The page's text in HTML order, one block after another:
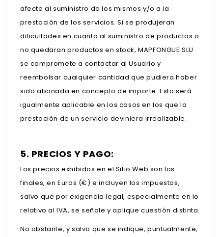
afecte al suministro de los mismos y/o a la
prestación de los servicios. Si se produjeran
dificultades en cuanto al suministro de productos o
no quedaran productos en stock, MAPFONGUE SLU
se compromete a contactar al Usuario y
reembolsar cualquier cantidad que pudiera haber
sido abonada en concepto de importe. Esto será
igualmente aplicable en los casos en los que la
prestación de un servicio deviniera irrealizable.
5. PRECIOS Y PAGO:
Los precios exhibidos en el Sitio Web son los
finales, en Euros (€) e incluyen los impuestos,
salvo que por exigencia legal, especialmente en lo
relativo al IVA, se señale y aplique cuestión distinta.
No obstante, y salvo que se indique, puntualmente,